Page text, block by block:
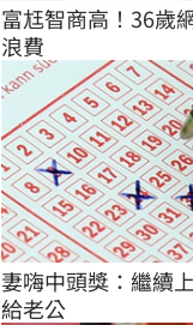
富尪智商高！36歲
浪費
妻嗨中頭獎：繼續
給老公